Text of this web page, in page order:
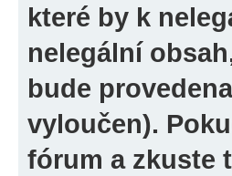
které by k
nelegální
bude
vyloučen).
fórum a zkuste